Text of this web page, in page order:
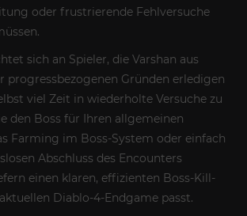
oder frustrierende Fehlversuche
sich an Spieler, die Varshan aus
progressbezogenen Gründen erledigen
viel Zeit in wiederholte Versuche zu
den Boss für Ihren allgemeinen
Farming im Boss-System oder einfach
Abschluss des Encounters
einen klaren, effizienten Boss-Kill-
Diablo-4-Endgame passt.